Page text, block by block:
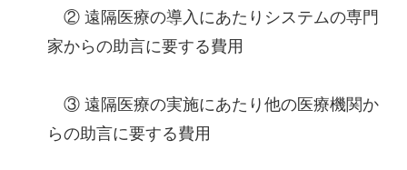
② 遠隔医療の導入にあたりシステムの専門
家からの助言に要する費用
③ 遠隔医療の実施にあたり他の医療機関か
らの助言に要する費用